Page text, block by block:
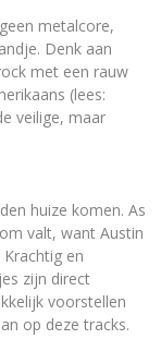
metalcore,
Denk aan
met een rauw
(lees:
veilige, maar
huize komen. As
valt, want Austin
en
zijn direct
voorstellen
op deze tracks.